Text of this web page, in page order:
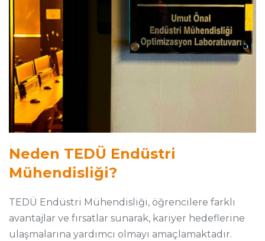
Neden TEDÜ Endüstri
Mühendisliği?
TEDÜ Endüstri Mühendisliği, öğrencilere farklı
avantajlar ve fırsatlar sunarak, kariyer hedeflerine
ulaşmalarına yardımcı olmayı amaçlamaktadır.